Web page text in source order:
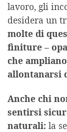
lavoro, gli
desidera un
molte di
finiture –
che
allontanarsi
Anche chi
sentirsi
naturali: la